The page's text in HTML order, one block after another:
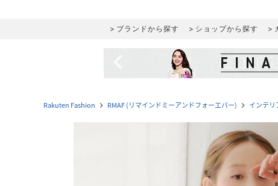
ブランドから探す ショップから探す
Rakuten Fashion navigate_next RMAF (リマインドミーアンドフォーエバー) navigate_next インテ